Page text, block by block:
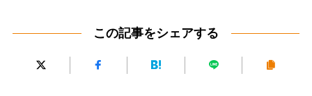
この記事をシェアする